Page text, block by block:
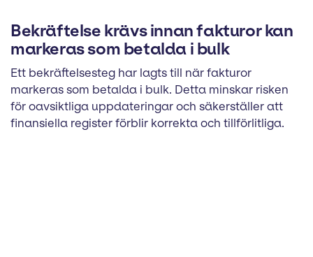
Bekräftelse krävs innan fakturor kan
markeras som betalda i bulk
Ett bekräftelsesteg har lagts till när fakturor
markeras som betalda i bulk. Detta minskar risken
för oavsiktliga uppdateringar och säkerställer att
finansiella register förblir korrekta och tillförlitliga.